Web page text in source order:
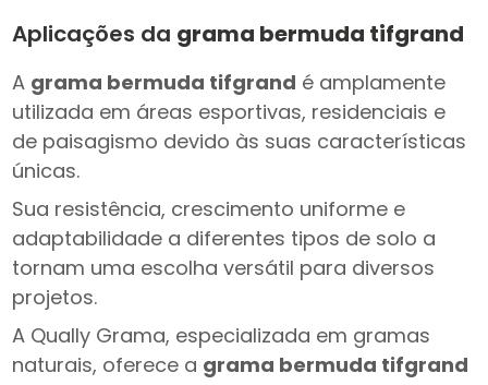
Aplicações da grama bermuda tifgrand
A grama bermuda tifgrand é amplamente
utilizada em áreas esportivas, residenciais e
de paisagismo devido às suas características
únicas.
Sua resistência, crescimento uniforme e
adaptabilidade a diferentes tipos de solo a
tornam uma escolha versátil para diversos
projetos.
A Qually Grama, especializada em gramas
naturais, oferece a grama bermuda tifgrand